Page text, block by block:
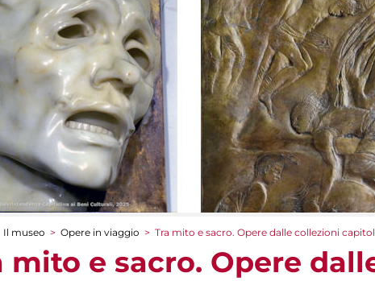
qui
Il museo > Opere in viaggio > Tra mito e sacro. Opere dalle collezioni
mito e sacro. Opere